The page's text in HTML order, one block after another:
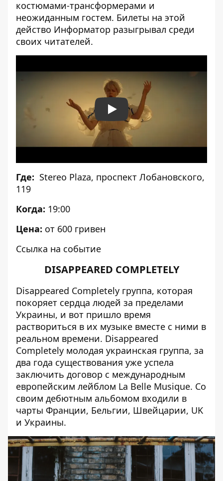
костюмами-трансформерами и
неожиданным гостем. Билеты на этой
действо Информатор разыгрывал среди
своих читателей.
Play
Где: Stereo Plaza, проспект Лобановского,
119
Когда: 19:00
Цена: от 600 гривен
Ссылка на событие
DISAPPEARED COMPLETELY
Disappeared Completely группа, которая
покоряет сердца людей за пределами
Украины, и вот пришло время
раствориться в их музыке вместе с ними в
реальном времени. Disappeared
Completely молодая украинская группа, за
два года существования уже успела
заключить договор с международным
европейским лейблом La Belle Musique. Со
своим дебютным альбомом входили в
чарты Франции, Бельгии, Швейцарии, UK
и Украины.